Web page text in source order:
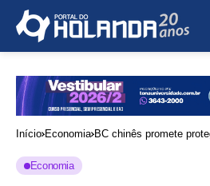
Início Economia BC chinês promete
Economia